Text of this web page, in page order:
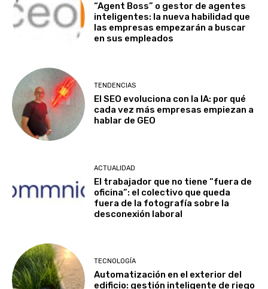
“Agent Boss” o gestor de agentes
inteligentes: la nueva habilidad que
las empresas empezarán a buscar
en sus empleados
TENDENCIAS
El SEO evoluciona con la IA: por qué
cada vez más empresas empiezan a
hablar de GEO
ACTUALIDAD
El trabajador que no tiene “fuera de
oficina”: el colectivo que queda
fuera de la fotografía sobre la
desconexión laboral
TECNOLOGÍA
Automatización en el exterior del
edificio: gestión inteligente de riego